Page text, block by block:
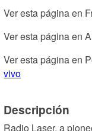
Ver esta página en
Ver esta página en
Ver esta página en
vivo
Descripción
Radio Laser, a